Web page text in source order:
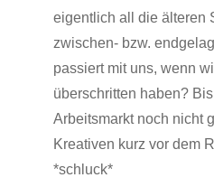
eigentlich all die älteren
zwischen- bzw.
passiert mit uns, wenn
überschritten haben?
Arbeitsmarkt noch nicht
Kreativen kurz vor dem
*schluck*